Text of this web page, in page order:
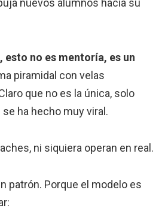
nuevos alumnos hacia su
esto no es mentoría, es un
piramidal con velas
que no es la única, solo
ha hecho muy viral.
ni siquiera operan en real.
patrón. Porque el modelo es